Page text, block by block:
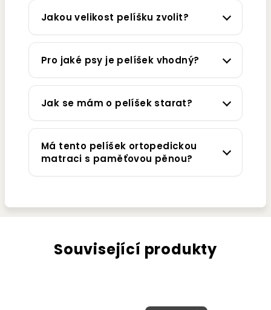
Jakou velikost pelíšku zvolit?
Pro jaké psy je pelíšek vhodný?
Jak se mám o pelíšek starat?
Má tento pelíšek ortopedickou
matraci s paměťovou pěnou?
Související produkty